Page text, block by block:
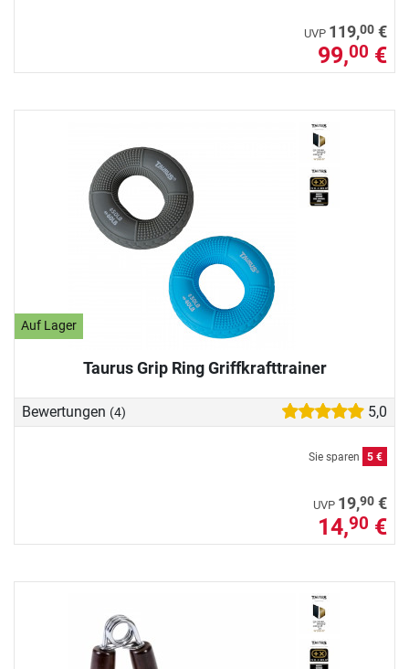
UVP 119,00 €
99,00 €
Auf Lager
Taurus Grip Ring Griffkrafttrainer
Bewertungen (4) 5,0
Sie sparen 5 €
UVP 19,90 €
14,90 €